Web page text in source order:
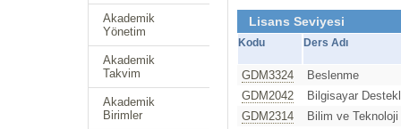
Akademik
Yönetim
Akademik
Takvim
Akademik
Birimler
Lisans Seviyesi
Kodu Ders Adı
GDM3324
Beslenme
GDM2042
Bilgisayar
GDM2314
Bilim ve Teknoloji